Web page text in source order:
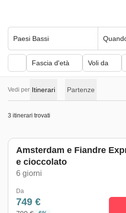
Paesi Bassi
Fascia d'età Voli da
Vedi per Itinerari Partenze
3 itinerari trovati
Amsterdam e Fiandre
e cioccolato
6 giorni
Da
749 €